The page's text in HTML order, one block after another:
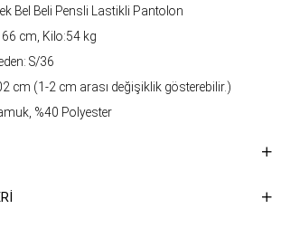
Bel Beli Pensli Lastikli Pantolon
cm, Kilo:54 kg
S/36
cm (1-2 cm arası değişiklik gösterebilir.)
%40 Polyester